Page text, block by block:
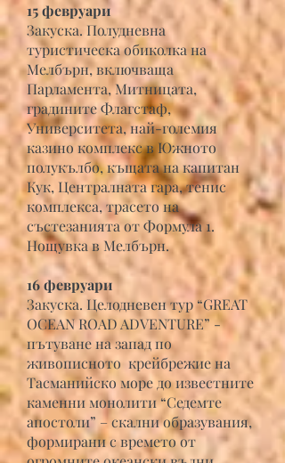
15 февруари
Закуска. Полудневна
туристическа обиколка на
Мелбърн, включваща
Парламента, Митницата,
градините Флагстаф,
Университета, най-големия
казино комплекс в Южното
полукълбо, къщата на капитан
Кук, Централната гара, тенис
комплекса, трасето на
състезанията от Формула 1.
Нощувка в Мелбърн.
16 февруари
Закуска. Целодневен тур “GREAT
OCEAN ROAD ADVENTURE” -
пътуване на запад по
живописното крейбрежие на
Тасманийско море до известните
каменни монолити “Седемте
апостоли” – скални образувания,
формирани с времето от